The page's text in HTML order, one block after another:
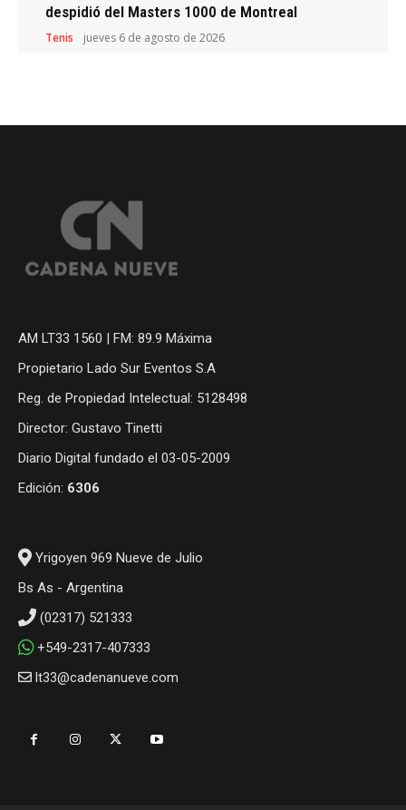
despidió del Masters 1000 de Montreal
Tenis jueves 6 de agosto de 2026
AM LT33 1560 | FM: 89.9 Máxima
Propietario Lado Sur Eventos S.A
Reg. de Propiedad Intelectual: 5128498
Director: Gustavo Tinetti
Diario Digital fundado el 03-05-2009
Edición: 6306
Yrigoyen 969 Nueve de Julio
Bs As - Argentina
(02317) 521333
+549-2317-407333
lt33@cadenanueve.com